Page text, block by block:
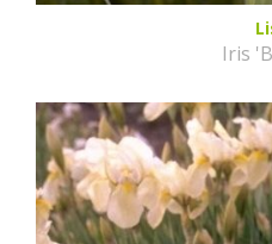
Iris